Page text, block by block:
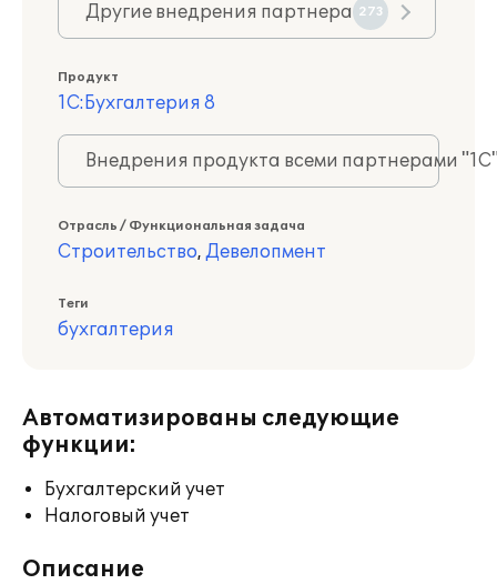
Другие внедрения партнера 273
Продукт
1С:Бухгалтерия 8
Внедрения продукта всеми партнерами
Отрасль / Функциональная задача
Строительство, Девелопмент
Теги
бухгалтерия
Автоматизированы следующие
функции:
Бухгалтерский учет
Налоговый учет
Описание